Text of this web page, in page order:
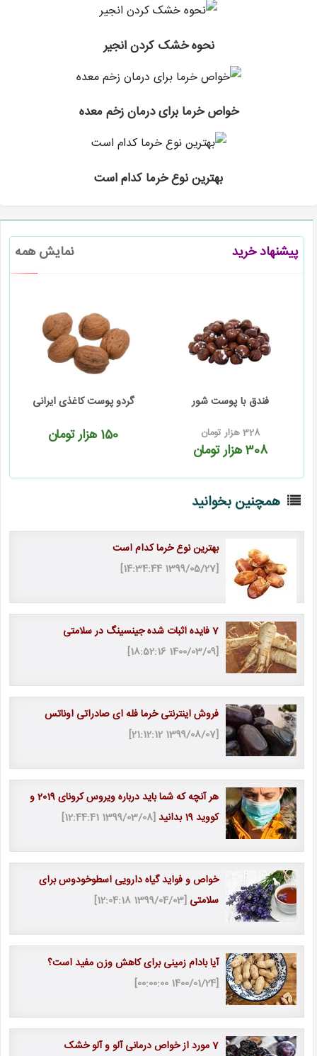
نحوه خشک کردن انجیر
خواص خرما برای درمان زخم معده
بهترین نوع خرما کدام است
پیشنهاد خرید نمایش همه
فندق با پوست شور
328هزار تومان
308هزار تومان
گردو پوست کاغذی ایرانی
150هزار تومان
همچنین بخوانید
بهترین نوع خرما کدام است
[1399/05/27 14:34:44]
7 فایده اثبات شده جینسینگ در سلامتی
[1400/03/09 18:52:16]
فروش اینترنتی خرما فله ای صادراتی اوناتس
[1399/08/07 21:12:12]
هر آنچه که شما باید درباره ویروس کرونای 2019 و
کووید 19 بدانید
[1399/03/08 12:44:41]
خواص و فواید گیاه دارویی اسطوخودوس برای
سلامتی [1399/04/03 12:04:18]
آیا بادام زمینی برای کاهش وزن مفید است؟
[1400/01/24 00:00:00]
7 مورد از خواص درمانی آلو و آلو خشک